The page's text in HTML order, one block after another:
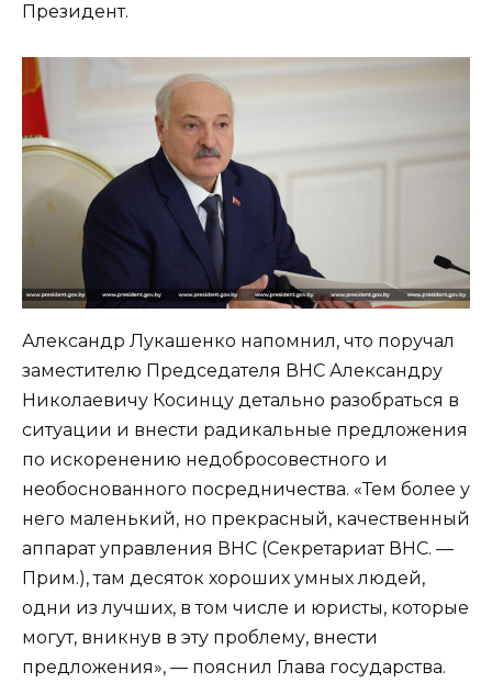
Президент.
Александр Лукашенко напомнил, что поручал
заместителю Председателя ВНС Александру
Николаевичу Косинцу детально разобраться в
ситуации и внести радикальные предложения
по искоренению недобросовестного и
необоснованного посредничества. «Тем более у
него маленький, но прекрасный, качественный
аппарат управления ВНС (Секретариат ВНС. —
Прим.), там десяток хороших умных людей,
одни из лучших, в том числе и юристы, которые
могут, вникнув в эту проблему, внести
предложения», — пояснил Глава государства.